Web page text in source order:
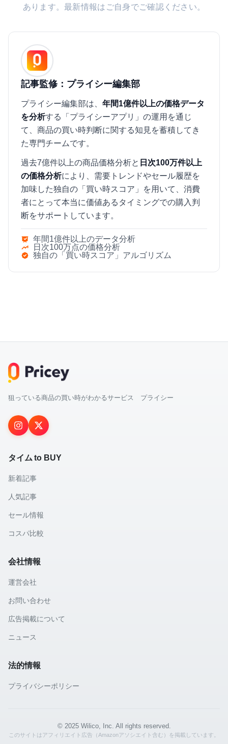
あります。最新情報はご自身でご確認ください。
記事監修：プライシー編集部
プライシー編集部は、 年間1億件以上の価格データ
を分析する「プライシーアプリ」の運用を通じ
て、商品の買い時判断に関する知見を蓄積してき
た専門チームです。
過去7億件以上の商品価格分析と 日次100万件以上
の価格分析により、需要トレンドやセール履歴を
加味した独自の「買い時スコア」を用いて、消費
者にとって本当に価値あるタイミングでの購入判
断をサポートしています。
年間1億件以上のデータ分析
日次100万点の価格分析
独自の「買い時スコア」アルゴリズム
狙っている商品の買い時がわかるサービス プライシー
タイム to BUY
新着記事
人気記事
セール情報
コスパ比較
会社情報
運営会社
お問い合わせ
広告掲載について
ニュース
法的情報
プライバシーポリシー
© 2025 Wilico, Inc. All rights reserved.
このサイトはアフィリエイト広告（Amazonアソシエイト含む）を掲載しています。